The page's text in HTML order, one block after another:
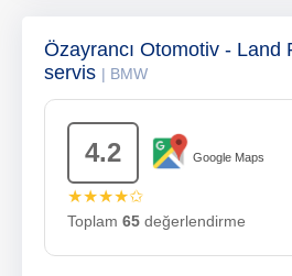
Özayrancı Otomotiv - Land
servis | BMW
4.2 Google Maps
★★★★✩
Toplam 65 değerlendirme